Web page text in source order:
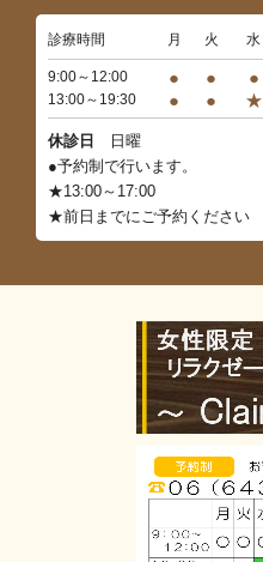
診療時間 月 火 水
9:00～12:00 ● ● ●
13:00～19:30 ● ● ★
休診日
日曜
●予約制で行います。
★13:00～17:00
★前日までにご予約ください